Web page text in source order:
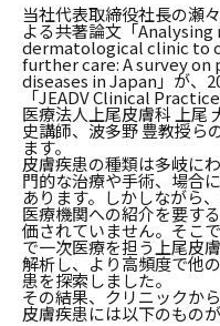
当社代表取締役社長の瀬
よる共著論文「
dermatological clinic to
further care: A survey
diseases in Japan」が、
「JEADV Clinical
医療法人上尾皮膚科 上尾
史講師、波多野 豊教授ら
ます。
皮膚疾患の種類は多岐に
門的な治療や手術、場合
あります。しかしながら
医療機関への紹介を要す
価されていません。そこ
で一次医療を担う上尾皮
解析し、より高頻度で他
患を探索しました。
その結果、クリニックか
皮膚疾患には以下のもの